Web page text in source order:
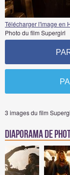
Télécharger l'image en
Photo du film Supergirl
3 images du film
Diaporama de